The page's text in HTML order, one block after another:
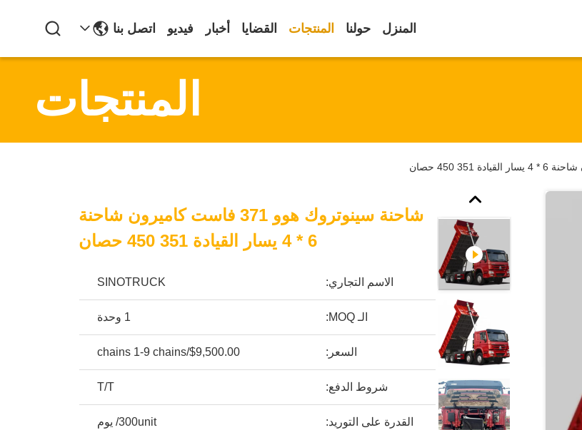
المنزل حولنا المنتجات القضايا أخبار فيديو اتصل بنا
المنتجات
شاحنة سينوتروك هوو 371 فاست كاميرون شاحنة
6 * 4 يسار القيادة 351 450 حصان
الاسم التجاري: SINOTRUCK
الـ MOQ: 1 وحدة
السعر: $9,500.00/chains 1-9 chains
شروط الدفع: T/T
القدرة على التوريد: 300unit/ يوم